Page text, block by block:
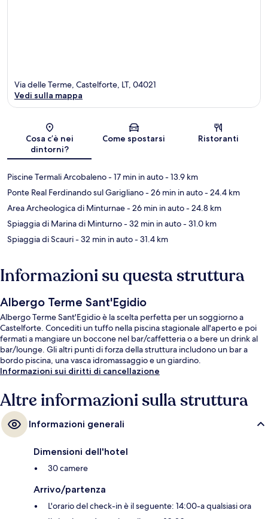
Mappa
Via delle Terme, Castelforte, LT, 04021
Vedi sulla mappa
Cosa c’è nei
dintorni?
Come spostarsi Ristoranti
Piscine Termali Arcobaleno- 17 min in auto- 13.9 km
Ponte Real Ferdinando sul Garigliano- 26 min in auto- 24.4 km
Area Archeologica di Minturnae- 26 min in auto- 24.8 km
Spiaggia di Marina di Minturno- 32 min in auto- 31.0 km
Spiaggia di Scauri- 32 min in auto- 31.4 km
Informazioni su questa struttura
Albergo Terme Sant'Egidio
Albergo Terme Sant'Egidio è la scelta perfetta per un soggiorno a
Castelforte. Concediti un tuffo nella piscina stagionale all'aperto e poi
fermati a mangiare un boccone nel bar/caffetteria o a bere un drink al
bar/lounge. Gli altri punti di forza della struttura includono un bar a
bordo piscina, una vasca idromassaggio e un giardino.
Informazioni sui diritti di cancellazione
Altre informazioni sulla struttura
Informazioni generali
Dimensioni dell'hotel
30 camere
Arrivo/partenza
L'orario del check-in è il seguente: 14:00-a qualsiasi ora